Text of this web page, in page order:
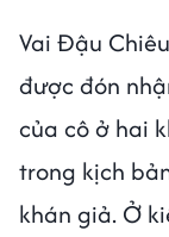
Vai Đậu
được đón
của cô ở hai
trong kịch
khán giả. Ở